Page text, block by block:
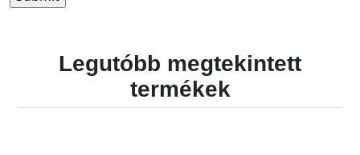
Legutóbb megtekintett
termékek